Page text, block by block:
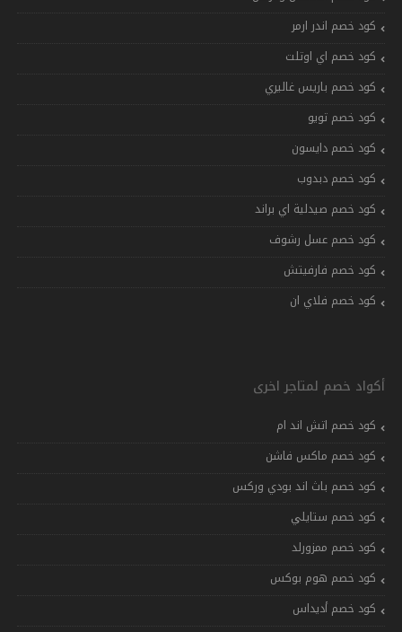
كود خصم اندر ارمر
كود خصم اي اوتلت
كود خصم باريس غاليري
كود خصم تويو
كود خصم دايسون
كود خصم دبدوب
كود خصم صيدلية اي براند
كود خصم عسل رشوف
كود خصم فارفيتش
كود خصم فلاي ان
أكواد خصم لمتاجر اخرى
كود خصم اتش اند ام
كود خصم ماكس فاشن
كود خصم باث اند بودي وركس
كود خصم ستايلي
كود خصم ممزورلد
كود خصم هوم بوكس
كود خصم أديداس